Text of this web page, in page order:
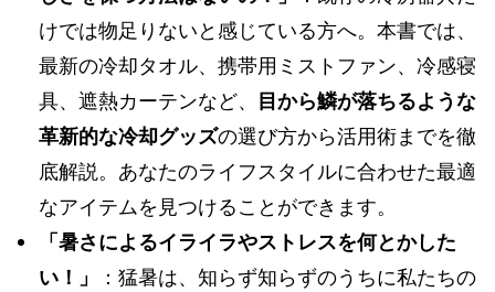
けでは物足りないと感じている方へ。本書では、
最新の冷却タオル、携帯用ミストファン、冷感寝
具、遮熱カーテンなど、 目から鱗が落ちるような
革新的な冷却グッズの選び方から活用術までを徹
底解説。あなたのライフスタイルに合わせた最適
なアイテムを見つけることができます。
「暑さによるイライラやストレスを何とかした
い！」
：猛暑は、知らず知らずのうちに私たちの